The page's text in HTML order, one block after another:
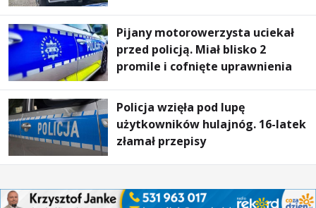
Pijany motorowerzysta uciekał
przed policją. Miał blisko 2
promile i cofnięte uprawnienia
Policja wzięła pod lupę
użytkowników hulajnóg. 16-latek
złamał przepisy